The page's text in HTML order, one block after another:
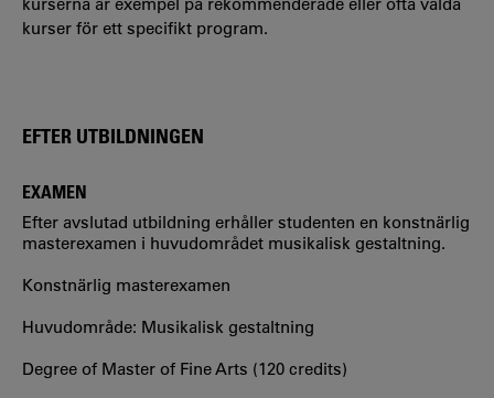
kurser för ett specifikt program.
EFTER UTBILDNINGEN
EXAMEN
Efter avslutad utbildning erhåller studenten en konstnärlig
masterexamen i huvudområdet musikalisk gestaltning.
Konstnärlig masterexamen
Huvudområde: Musikalisk gestaltning
Degree of Master of Fine Arts (120 credits)